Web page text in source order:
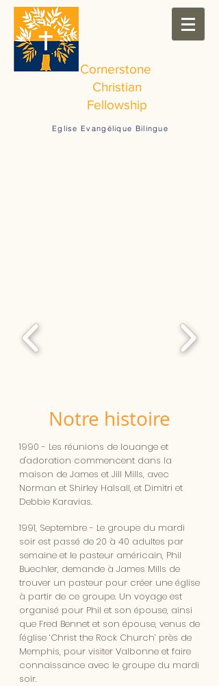
Cornerstone
Christian
Fellowship
Eglise Evangélique Bilingue
Notre histoire
1990 - Les réunions de louange et
d'adoration commencent dans la
maison de James et Jill Mills, avec
Norman et Shirley Halsall, et Dimitri et
Debbie Karavias.
1991, Septembre - Le groupe du mardi
soir est passé de 20 à 40 adultes par
semaine et le pasteur américain, Phil
Buechler, demande à James Mills de
trouver un pasteur pour créer une église
à partir de ce groupe. Un voyage est
organisé pour Phil et son épouse, ainsi
que Fred Bennet et son épouse, venus de
l'église ‘Christ the Rock Church’ près de
Memphis, pour visiter Valbonne et faire
connaissance avec le groupe du mardi
soir.